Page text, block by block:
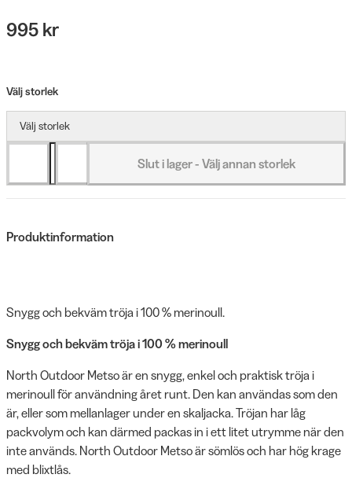
995 kr
Välj storlek
Välj storlek
Slut i lager - Välj annan storlek
Produktinformation
Snygg och bekväm tröja i 100 % merinoull.
Snygg och bekväm tröja i 100 % merinoull
North Outdoor Metso är en snygg, enkel och praktisk tröja i
merinoull för användning året runt. Den kan användas som den
är, eller som mellanlager under en skaljacka. Tröjan har låg
packvolym och kan därmed packas in i ett litet utrymme när den
inte används. North Outdoor Metso är sömlös och har hög krage
med blixtlås.